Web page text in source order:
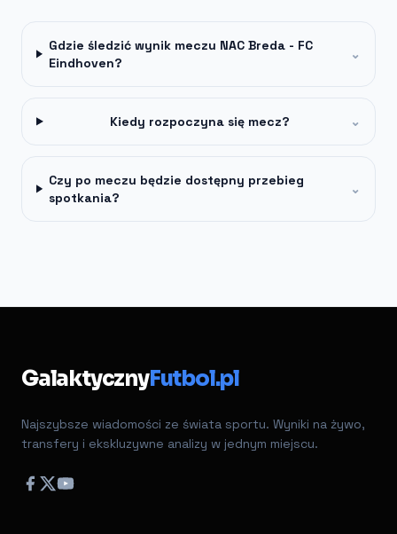
Gdzie śledzić wynik meczu NAC Breda - FC
Eindhoven?
⌄
Kiedy rozpoczyna się mecz? ⌄
Czy po meczu będzie dostępny przebieg
spotkania?
⌄
GalaktycznyFutbol.pl
Najszybsze wiadomości ze świata sportu. Wyniki na żywo,
transfery i ekskluzywne analizy w jednym miejscu.